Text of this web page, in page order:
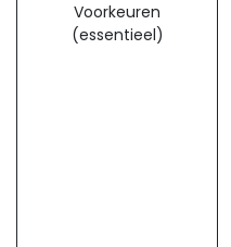
Voorkeuren
(essentieel)